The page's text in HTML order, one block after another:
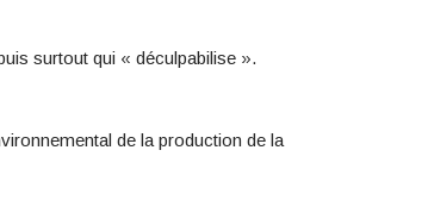
surtout qui « déculpabilise ».
de la production de la